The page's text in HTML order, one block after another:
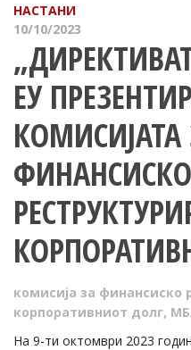
НАСТАНИ
10/10/2023
ЕУ
КОМИСИЈАТА
ФИНАНСИСКО
комисија за финансиско
корпоративниот долг,
На 9-ти октомври 2023